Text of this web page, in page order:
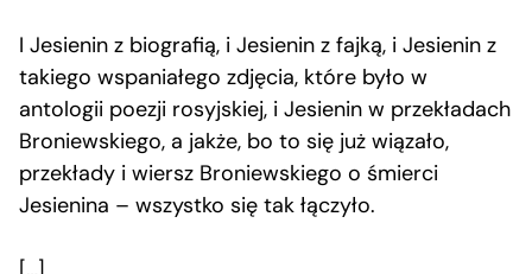
I Jesienin z biografią, i Jesienin z fajką, i Jesienin z
takiego wspaniałego zdjęcia, które było w
antologii poezji rosyjskiej, i Jesienin w przekładach
Broniewskiego, a jakże, bo to się już wiązało,
przekłady i wiersz Broniewskiego o śmierci
Jesienina – wszystko się tak łączyło.